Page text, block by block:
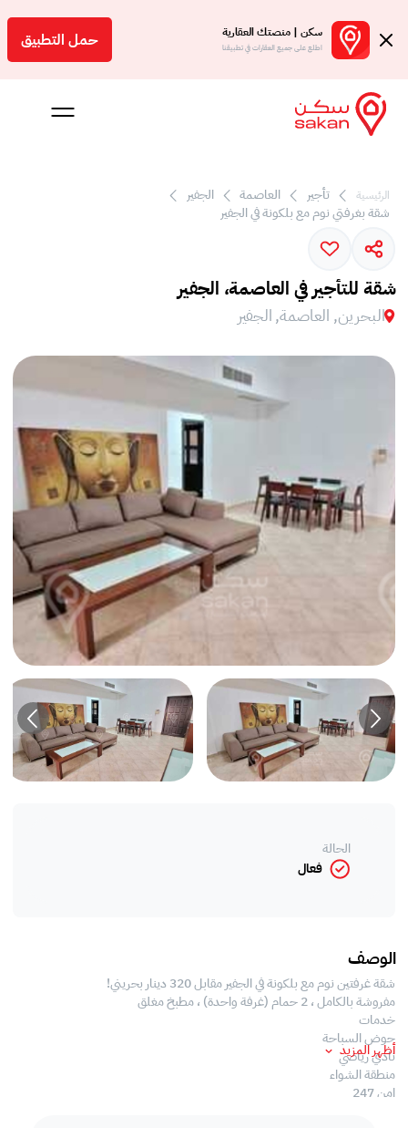
سكن | منصتك العقارية
اطلع على جميع العقارات في تطبيقنا حمل التطبيق
بالعمولة
الرئيسية تأجير العاصمة
الجفير
شقة بغرفتي نوم مع بلكونة في الجفير
شقة للتأجير في العاصمة، الجفير
البحرين, العاصمة, الجفير
الحالة
فعال
الوصف
شقة غرفتين نوم مع بلكونة في الجفير مقابل 320 دينار بحريني!
مفروشة بالكامل ، 2 حمام (غرفة واحدة) ، مطبخ مغلق
خدمات
حوض السباحة
نادي رياضي
منطقة الشواء
امن 247
أظهر المزيد